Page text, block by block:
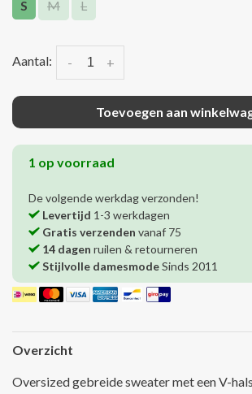
S M L
Aantal: +
-
Toevoegen aan
1 op voorraad
De volgende werkdag verzonden!
Levertijd 1-3 werkdagen
Gratis verzenden vanaf 75
14 dagen ruilen & retourneren
Stijlvolle damesmodeSinds 2011
Overzicht
Oversized gebreide sweater met een V-